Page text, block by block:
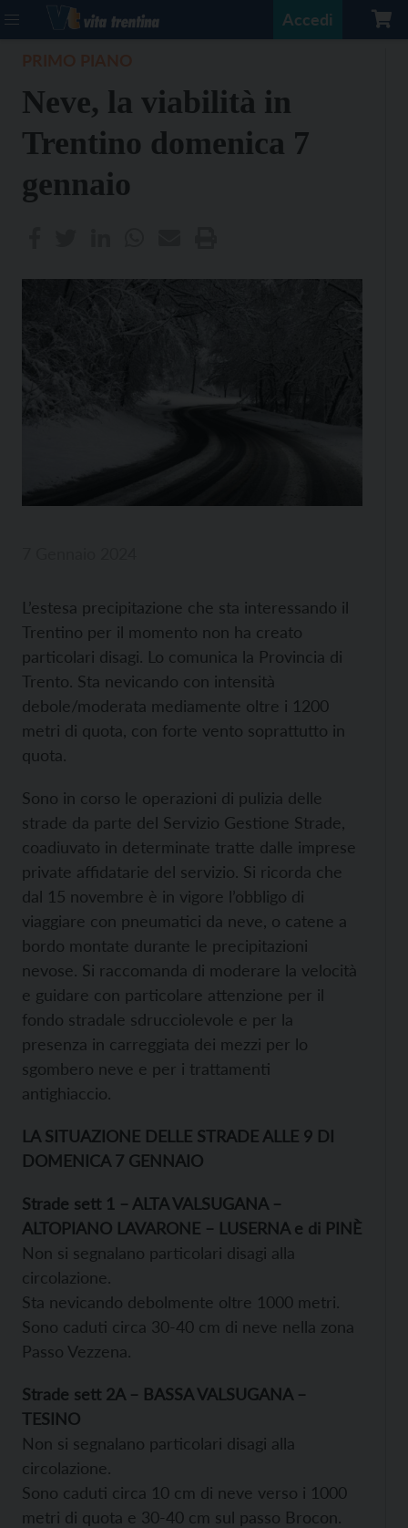
Accedi
Neve, la viabilità in
Trentino domenica 7
gennaio
L’estesa precipitazione che sta interessando il
Trentino per il momento non ha creato
particolari disagi. Lo comunica la Provincia di
Trento. Sta nevicando con intensità
debole/moderata mediamente oltre i 1200
metri di quota, con forte vento soprattutto in
quota.
Sono in corso le operazioni di pulizia delle
strade da parte del Servizio Gestione Strade,
coadiuvato in determinate tratte dalle imprese
private affidatarie del servizio. Si ricorda che
dal 15 novembre è in vigore l’obbligo di
viaggiare con pneumatici da neve, o catene a
bordo montate durante le precipitazioni
nevose. Si raccomanda di moderare la velocità
e guidare con particolare attenzione per il
fondo stradale sdrucciolevole e per la
presenza in carreggiata dei mezzi per lo
sgombero neve e per i trattamenti
antighiaccio.
LA SITUAZIONE DELLE STRADE ALLE 9 DI
DOMENICA 7 GENNAIO
Strade sett 1 – ALTA VALSUGANA –
ALTOPIANO LAVARONE – LUSERNA e di PINÈ
Non si segnalano particolari disagi alla
circolazione.
Sta nevicando debolmente oltre 1000 metri.
Sono caduti circa 30-40 cm di neve nella zona
Passo Vezzena.
Strade sett 2A – BASSA VALSUGANA –
TESINO
Non si segnalano particolari disagi alla
circolazione.
Sono caduti circa 10 cm di neve verso i 1000
metri di quota e 30-40 cm sul passo Brocon.